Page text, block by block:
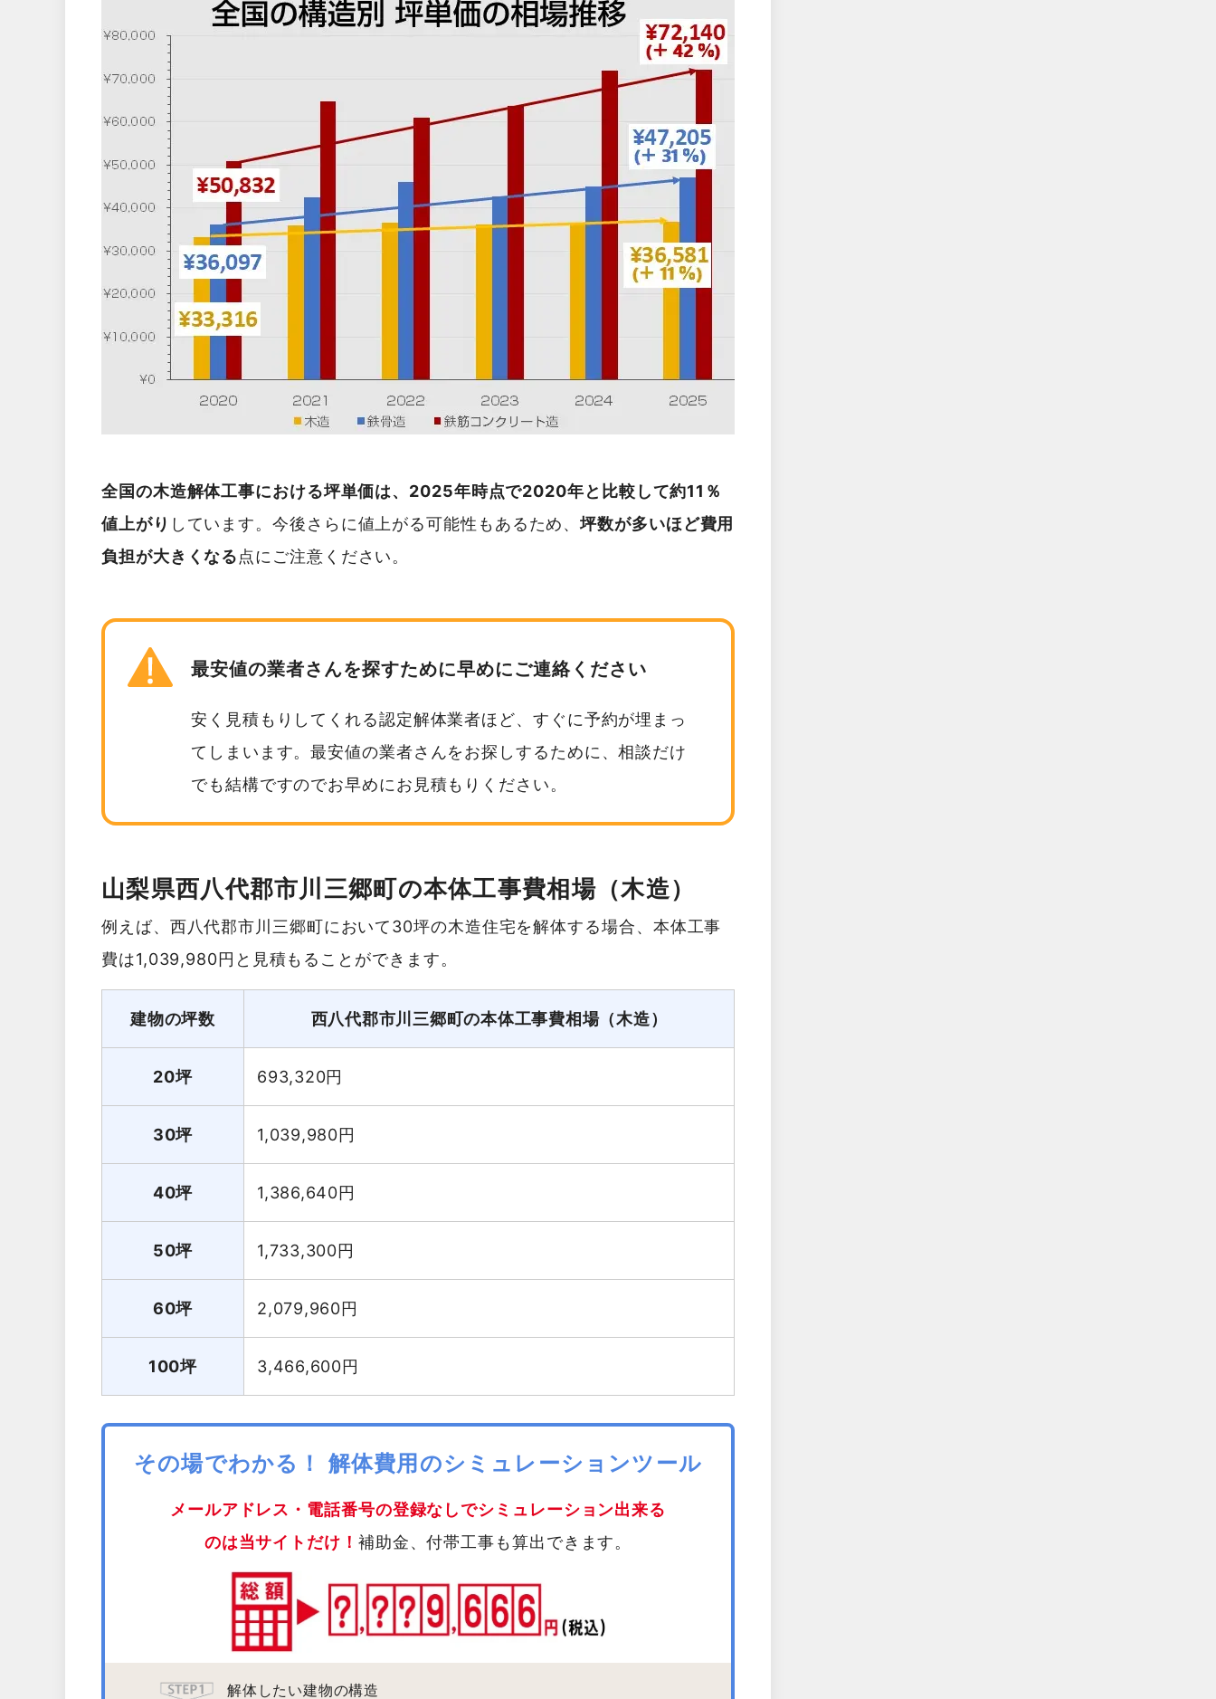
全国の木造解体工事における坪単価は、2025年時点で2020年と比較して約11％
値上がり しています。今後さらに値上がる可能性もあるため、坪数が多いほど費用
負担が大きくなる点にご注意ください。
最安値の業者さんを探すために早めにご連絡ください
安く見積もりしてくれる認定解体業者ほど、すぐに予約が埋まっ
てしまいます。最安値の業者さんをお探しするために、相談だけ
でも結構ですのでお早めにお見積もりください。
山梨県西八代郡市川三郷町の本体工事費相場（木造）
例えば、西八代郡市川三郷町において30坪の木造住宅を解体する場合、本体工事
費は1,039,980円と見積もることができます。
建物の坪数 西八代郡市川三郷町の本体工事費相場（木造）
20坪 693,320円
30坪 1,039,980円
40坪 1,386,640円
50坪 1,733,300円
60坪 2,079,960円
100坪 3,466,600円
その場でわかる！ 解体費用のシミュレーションツール
メールアドレス・電話番号の登録なしでシミュレーション出来る
のは当サイトだけ！ 補助金、付帯工事も算出できます。
解体したい建物の構造